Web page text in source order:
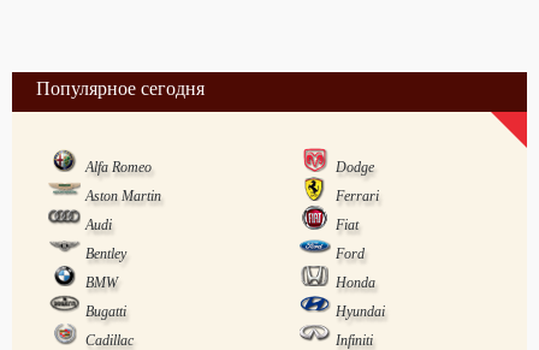
Популярное сегодня
Alfa Romeo
Dodge
Aston Martin
Ferrari
Audi
Fiat
Bentley
Ford
BMW
Honda
Bugatti
Hyundai
Cadillac
Infiniti